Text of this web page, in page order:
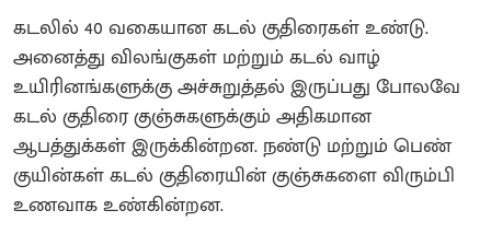
கடலில் 40 வகையான கடல் குதிரைகள் உண்டு.
அனைத்து விலங்குகள் மற்றும் கடல் வாழ்
உயிரினங்களுக்கு அச்சுறுத்தல் இருப்பது போலவே
கடல் குதிரை குஞ்சுகளுக்கும் அதிகமான
ஆபத்துக்கள் இருக்கின்றன. நண்டு மற்றும் பெண்
குயின்கள் கடல் குதிரையின் குஞ்சுகளை விரும்பி
உணவாக உண்கின்றன.